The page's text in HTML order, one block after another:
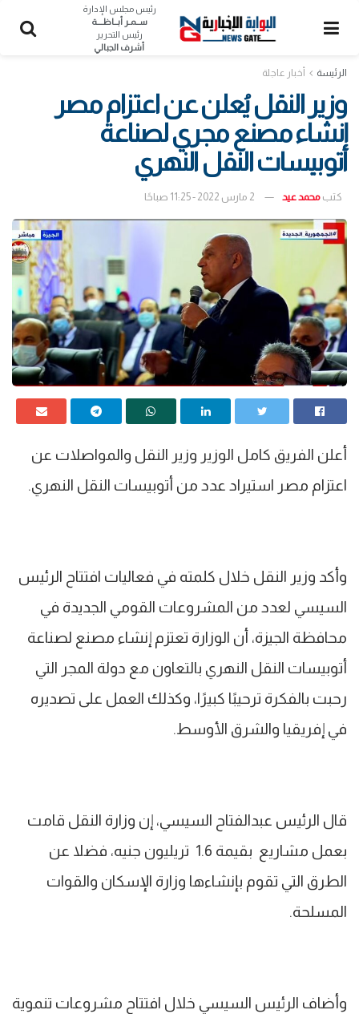
رئيس مجلس الإدارة
ســمـر أبــاظــــة
رئيس التحرير
أشرف الجبالي
الرئيسة أخبار عاجلة
وزير النقل يُعلن عن اعتزام مصر
إنشاء مصنع مجري لصناعة
أتوبيسات النقل النهري
كتب محمد عيد 2 مارس 2022 - 11:25 صباحًا
أعلن الفريق كامل الوزير وزير النقل والمواصلات عن
اعتزام مصر استيراد عدد من أتوبيسات النقل النهري.
وأكد وزير النقل خلال كلمته في فعاليات افتتاح الرئيس
السيسي لعدد من المشروعات القومي الجديدة في
محافظة الجيزة، أن الوزارة تعتزم إنشاء مصنع لصناعة
أتوبيسات النقل النهري بالتعاون مع دولة المجر التي
رحبت بالفكرة ترحيبًا كبيرًا، وكذلك العمل على تصديره
في إفريقيا والشرق الأوسط.
قال الرئيس عبدالفتاح السيسي، إن وزارة النقل قامت
بعمل مشاريع بقيمة 1.6 تريليون جنيه، فضلا عن
الطرق التي تقوم بإنشاءها وزارة الإسكان والقوات
المسلحة.
وأضاف الرئيس السيسي خلال افتتاح مشروعات تنموية